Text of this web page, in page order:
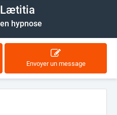
hypnose
Envoyer un message